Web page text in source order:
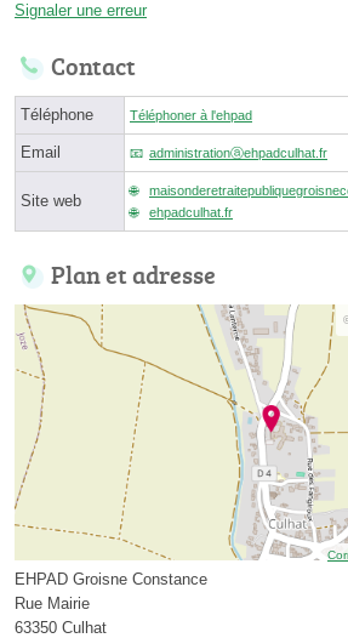
Signaler une erreur
Contact
Téléphone Téléphoner à l'ehpad
Email administrationⓐehpadculhat.fr
Site web
ehpadculhat.fr
Plan et adresse
EHPAD Groisne Constance
Rue Mairie
63350 Culhat